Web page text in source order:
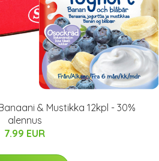
& Mustikka 12kpl - 30%
alennus
7.99 EUR